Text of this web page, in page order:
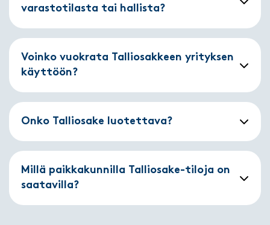
varastotilasta tai hallista?
Voinko vuokrata Talliosakkeen yrityksen
käyttöön?
Onko Talliosake luotettava?
Millä paikkakunnilla Talliosake-tiloja on
saatavilla?